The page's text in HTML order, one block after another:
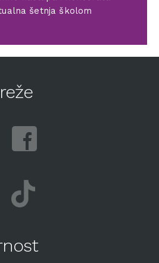
šetnja školom